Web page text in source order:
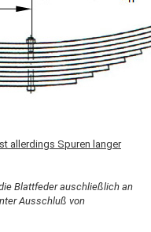
allerdings Spuren langer
Blattfeder auschließlich an
Ausschluß von